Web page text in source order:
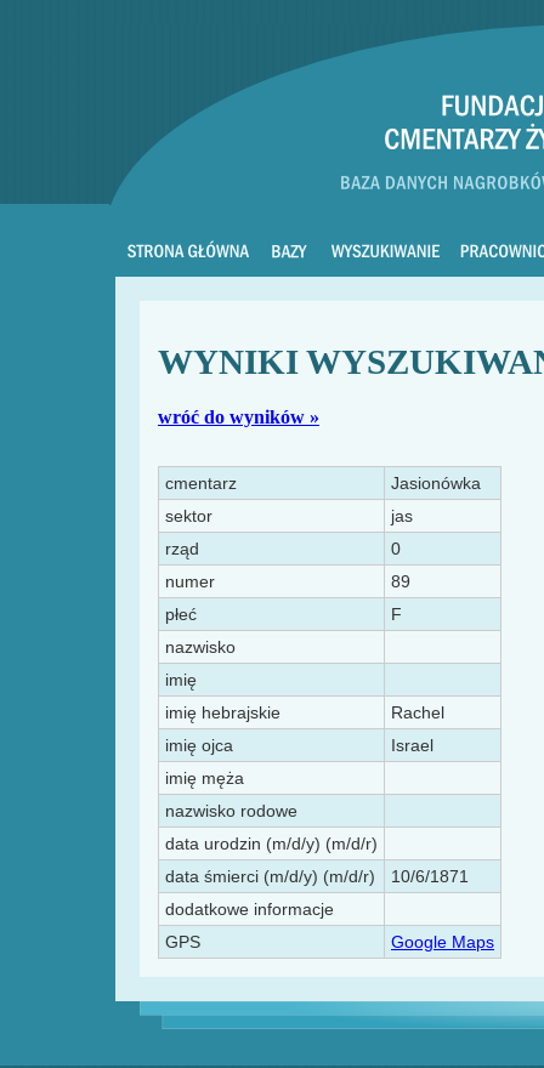
WYNIKI
wróć do wyników »
cmentarz
Jasionówka
sektor
jas
rząd
0
numer
89
płeć
F
nazwisko
imię
imię hebrajskie
Rachel
imię ojca
Israel
imię męża
nazwisko rodowe
data urodzin (m/d/y) (m/d/r)
data śmierci (m/d/y) (m/d/r)
10/6/1871
dodatkowe informacje
GPS
Google Maps